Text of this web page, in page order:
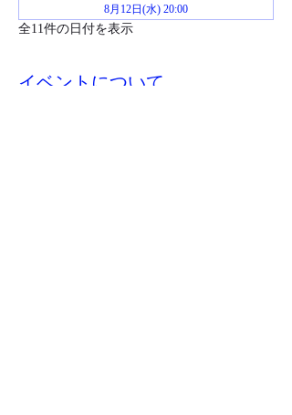
8月12日(水) 20:00
全11件の日付を表示
イベントについて